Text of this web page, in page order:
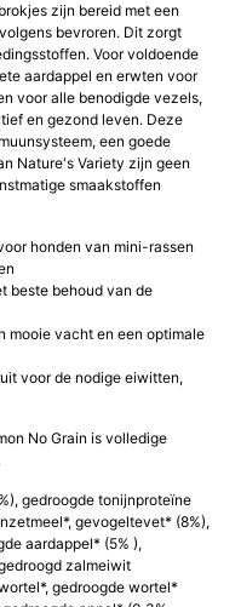
zijn bereid met een
bevroren. Dit zorgt
Voor voldoende
aardappel en erwten voor
voor alle benodigde vezels,
en gezond leven. Deze
een goede
Nature's Variety zijn geen
smaakstoffen
honden van mini-rassen
beste behoud van de
mooie vacht en een optimale
voor de nodige eiwitten,
No Grain is volledige
gedroogde tonijnproteïne
gevogeltevet* (8%),
aardappel* (5% ),
zalmeiwit
gedroogde wortel*